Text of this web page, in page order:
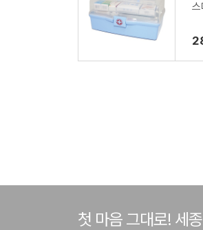
스
첫 마음 그대로! 세